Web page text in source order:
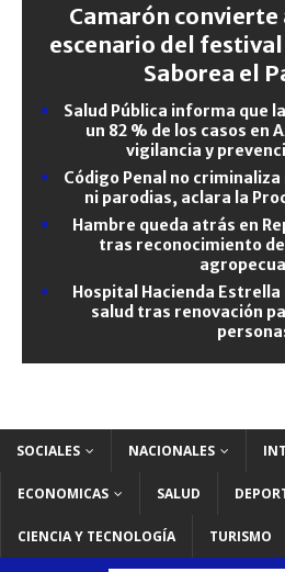
Camarón convierte
escenario del
Saborea el
Salud Pública informa que
un 82 % de los casos en
vigilancia y
Código Penal no
ni parodias, aclara la
Hambre queda atrás en
tras reconocimiento de
Hospital Hacienda
salud tras renovación
SOCIALES NACIONALES
ECONOMICAS SALUD
CIENCIA Y TECNOLOGÍA TURISMO